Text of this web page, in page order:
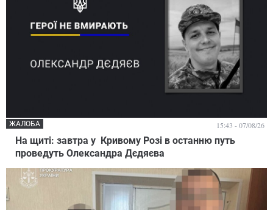
На щиті: завтра у Кривому Розі в останню путь
проведуть Олександра Дєдяєва
ЖАЛОБА 15:43 - 07/08/26